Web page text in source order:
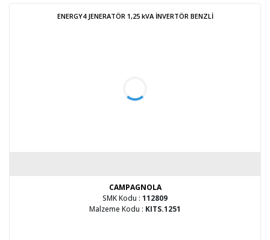
ENERGY4 JENERATÖR 1,25 kVA İNVERTÖR BENZLİ
CAMPAGNOLA
SMK Kodu : 112809
Malzeme Kodu : KITS.1251